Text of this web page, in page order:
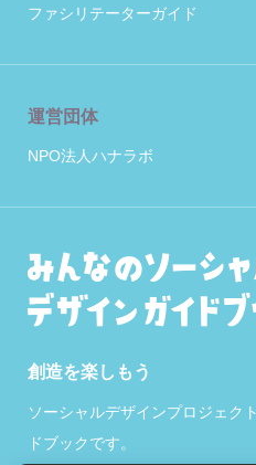
ファシリテーターガイド
運営団体
NPO法人ハナラボ
創造を楽しもう
ソーシャルデザインプロジェク
ドブックです。